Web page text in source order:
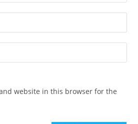
website in this browser for the